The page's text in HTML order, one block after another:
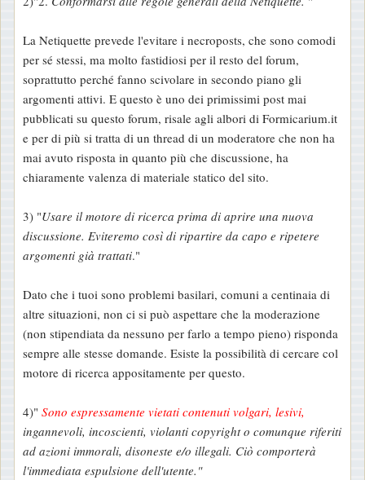
La Netiquette prevede l'evitare i necroposts, che sono comodi
per sé stessi, ma molto fastidiosi per il resto del forum,
soprattutto perché fanno scivolare in secondo piano gli
argomenti attivi. E questo è uno dei primissimi post mai
pubblicati su questo forum, risale agli albori di Formicarium.it
e per di più si tratta di un thread di un moderatore che non ha
mai avuto risposta in quanto più che discussione, ha
chiaramente valenza di materiale statico del sito.
3) "Usare il motore di ricerca prima di aprire una nuova
discussione. Eviteremo così di ripartire da capo e ripetere
argomenti già trattati."
Dato che i tuoi sono problemi basilari, comuni a centinaia di
altre situazioni, non ci si può aspettare che la moderazione
(non stipendiata da nessuno per farlo a tempo pieno) risponda
sempre alle stesse domande. Esiste la possibilità di cercare col
motore di ricerca appositamente per questo.
4)" Sono espressamente vietati contenuti volgari, lesivi,
ingannevoli, incoscienti, violanti copyright o comunque riferiti
ad azioni immorali, disoneste e/o illegali. Ciò comporterà
l'immediata espulsione dell'utente."